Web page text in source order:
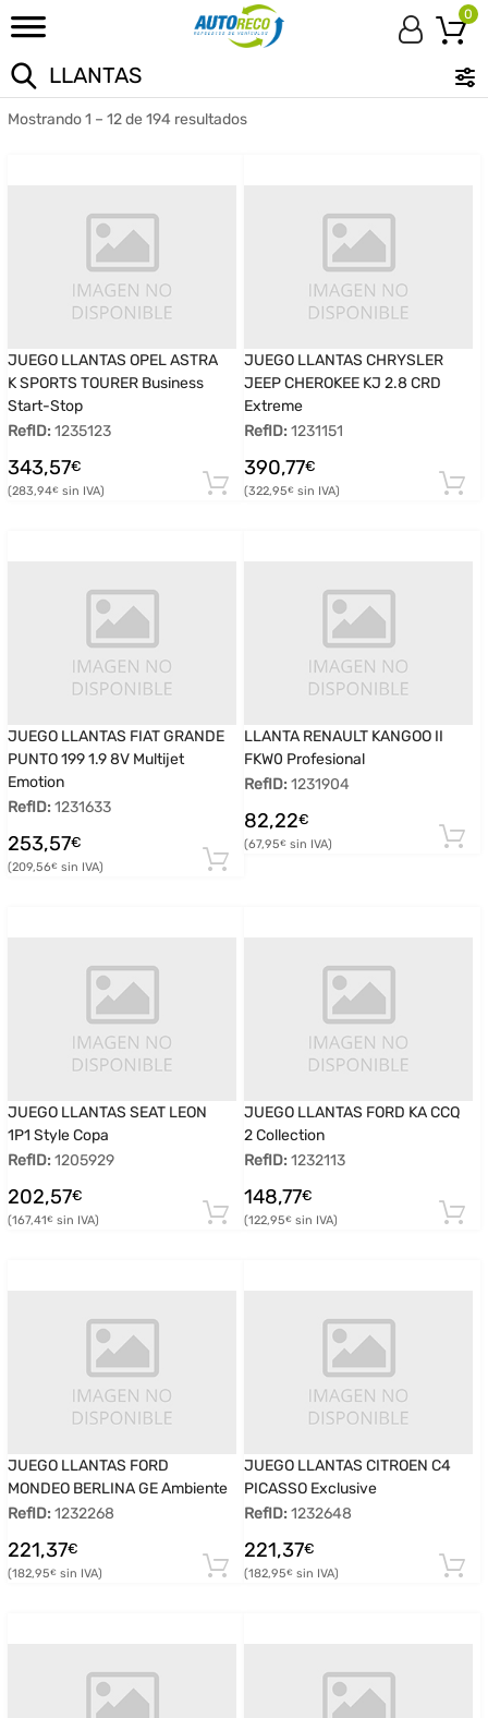
0
Mostrando 1 – 12 de 194 resultados
JUEGO LLANTAS OPEL ASTRA
K SPORTS TOURER Business
Start-Stop
RefID: 1235123
343,57€
283,94€
JUEGO LLANTAS CHRYSLER
JEEP CHEROKEE KJ 2.8 CRD
Extreme
RefID: 1231151
390,77€
322,95€
JUEGO LLANTAS FIAT GRANDE
PUNTO 199 1.9 8V Multijet
Emotion
RefID: 1231633
253,57€
209,56€
LLANTA RENAULT KANGOO II
FKW0 Profesional
RefID: 1231904
82,22€
67,95€
JUEGO LLANTAS SEAT LEON
1P1 Style Copa
RefID: 1205929
202,57€
167,41€
JUEGO LLANTAS FORD KA CCQ
2 Collection
RefID: 1232113
148,77€
122,95€
JUEGO LLANTAS FORD
MONDEO BERLINA GE Ambiente
RefID: 1232268
221,37€
182,95€
JUEGO LLANTAS CITROEN C4
PICASSO Exclusive
RefID: 1232648
221,37€
182,95€